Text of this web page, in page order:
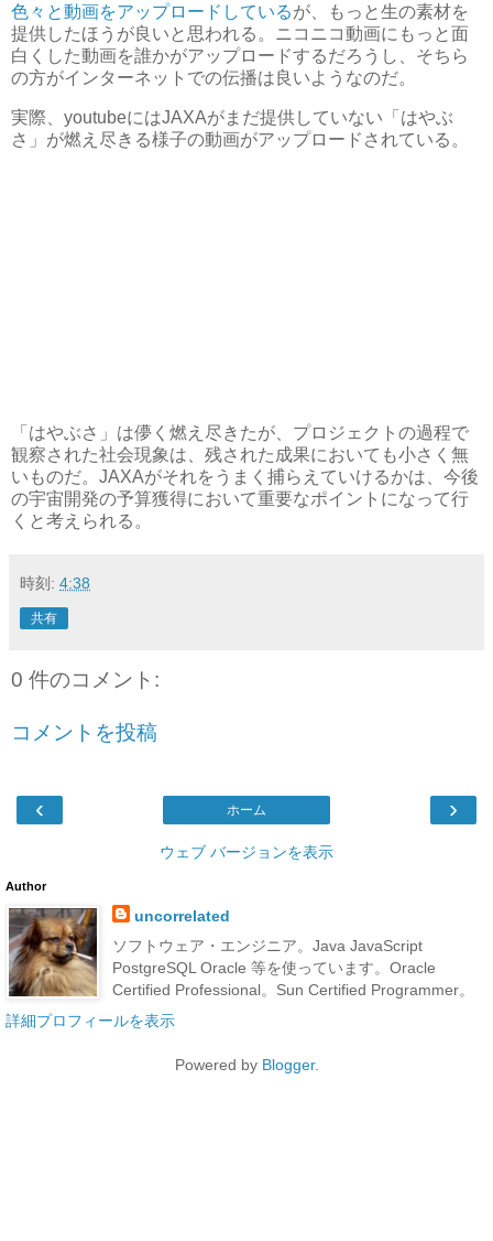
色々と動画をアップロードしているが、もっと生の素材を
提供したほうが良いと思われる。ニコニコ動画にもっと面
白くした動画を誰かがアップロードするだろうし、そちら
の方がインターネットでの伝播は良いようなのだ。
実際、youtubeにはJAXAがまだ提供していない「はやぶ
さ」が燃え尽きる様子の動画がアップロードされている。
「はやぶさ」は儚く燃え尽きたが、プロジェクトの過程で
観察された社会現象は、残された成果においても小さく無
いものだ。JAXAがそれをうまく捕らえていけるかは、今後
の宇宙開発の予算獲得において重要なポイントになって行
くと考えられる。
時刻: 4:38
共有
0 件のコメント:
コメントを投稿
‹ ›
ホーム
ウェブ バージョンを表示
Author
uncorrelated
ソフトウェア・エンジニア。Java JavaScript
PostgreSQL Oracle 等を使っています。Oracle
Certified Professional。Sun Certified Programmer。
詳細プロフィールを表示
Powered by Blogger.